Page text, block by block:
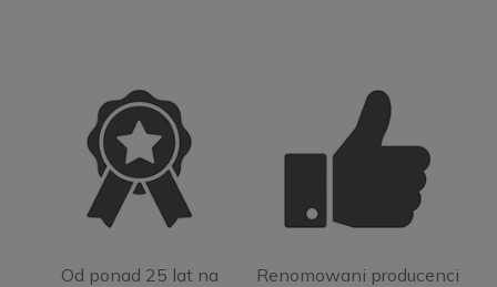
Od ponad 25 lat na
Renomowani producenci